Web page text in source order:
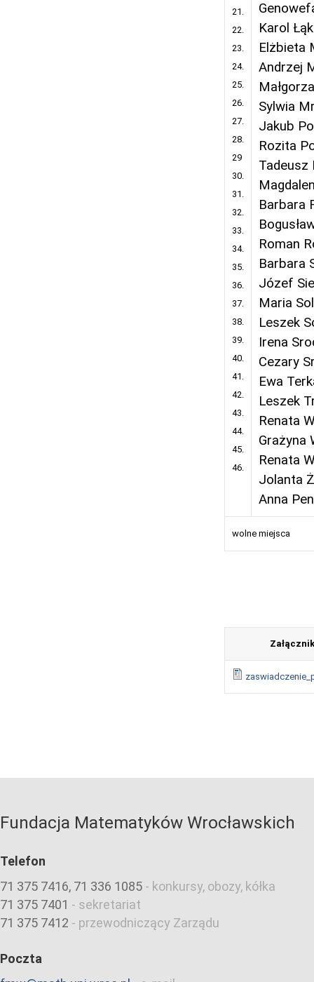
21.
22.
23.
24.
25.
26.
27.
28.
29
30.
31.
32.
33.
34.
35.
36.
37.
38.
39.
40.
41.
42.
43.
44.
45.
46.
Karol
Elżbieta
Andrzej
Sylwia
Jakub
Rozita
Tadeusz
Barbara
Roman
Barbara
Józef
Maria
Leszek
Irena
Cezary
Ewa
Leszek
Renata
Grażyna
Renata
Jolanta
Anna
wolne miejsca
Załącznik
Fundacja Matematyków Wrocławskich
Telefon
71 375 7416, 71 336 1085 - konkursy, obozy, kółka
71 375 7401 - sekretariat
71 375 7412 - przewodniczący Zarządu
Poczta